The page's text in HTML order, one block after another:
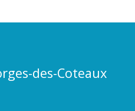
des-Coteaux